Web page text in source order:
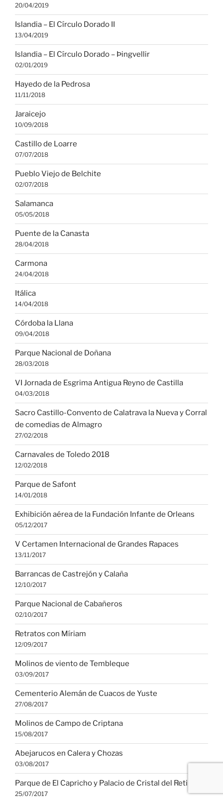
20/04/2019
Islandia – El Círculo Dorado II
13/04/2019
Islandia – El Círculo Dorado – Þingvellir
02/01/2019
Hayedo de la Pedrosa
11/11/2018
Jaraicejo
10/09/2018
Castillo de Loarre
07/07/2018
Pueblo Viejo de Belchite
02/07/2018
Salamanca
05/05/2018
Puente de la Canasta
28/04/2018
Carmona
24/04/2018
Itálica
14/04/2018
Córdoba la Llana
09/04/2018
Parque Nacional de Doñana
28/03/2018
VI Jornada de Esgrima Antigua Reyno de Castilla
04/03/2018
Sacro Castillo-Convento de Calatrava la Nueva y Corral
de comedias de Almagro
27/02/2018
Carnavales de Toledo 2018
12/02/2018
Parque de Safont
14/01/2018
Exhibición aérea de la Fundación Infante de Orleans
05/12/2017
V Certamen Internacional de Grandes Rapaces
13/11/2017
Barrancas de Castrejón y Calaña
12/10/2017
Parque Nacional de Cabañeros
02/10/2017
Retratos con Míriam
12/09/2017
Molinos de viento de Tembleque
03/09/2017
Cementerio Alemán de Cuacos de Yuste
27/08/2017
Molinos de Campo de Criptana
15/08/2017
Abejarucos en Calera y Chozas
03/08/2017
Parque de El Capricho y Palacio de Cristal del Retiro
25/07/2017